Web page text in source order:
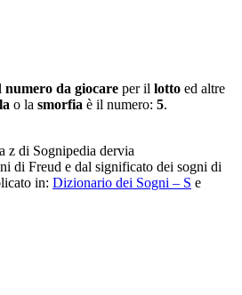
numero da giocare per il lotto ed altre
o la smorfia è il numero: 5.
z di Sognipedia dervia
di Freud e dal significato dei sogni di
in: Dizionario dei Sogni – S e